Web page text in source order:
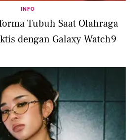
INFO
Tubuh Saat Olahraga
dengan Galaxy Watch9